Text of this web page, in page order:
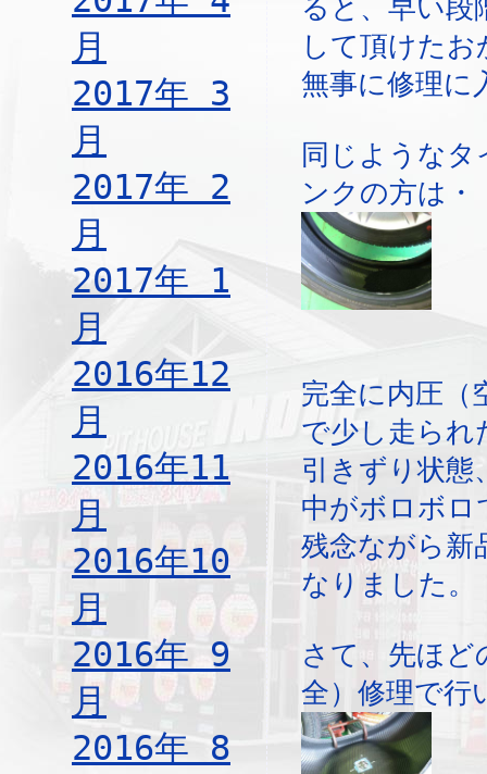
月
2017年 3
月
2017年 2
月
2017年 1
月
2016年12
月
2016年11
月
2016年10
月
2016年 9
月
2016年 8
ると、早い段
して頂けたお
無事に修理に
同じような
ンクの方は・
完全に内圧（
で少し走られ
引きずり状態
中がボロボロ
残念ながら新
なりました。
さて、先ほど
全）修理で行